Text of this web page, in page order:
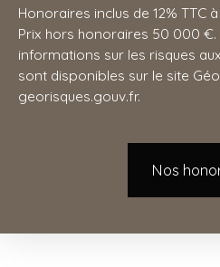
Honoraires inclus de 12% TTC
Prix hors honoraires 50 000 €.
informations sur les risques
sont disponibles sur le site
georisques.gouv.fr.
Nos